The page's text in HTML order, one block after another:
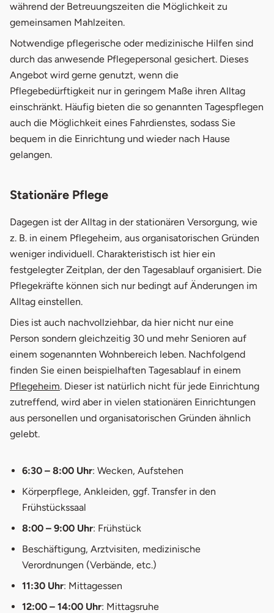
während der Betreuungszeiten die Möglichkeit zu
gemeinsamen Mahlzeiten.
Notwendige pflegerische oder medizinische Hilfen sind
durch das anwesende Pflegepersonal gesichert. Dieses
Angebot wird gerne genutzt, wenn die
Pflegebedürftigkeit nur in geringem Maße ihren Alltag
einschränkt. Häufig bieten die so genannten Tagespflegen
auch die Möglichkeit eines Fahrdienstes, sodass Sie
bequem in die Einrichtung und wieder nach Hause
gelangen.
Stationäre Pflege
Dagegen ist der Alltag in der stationären Versorgung, wie
z. B. in einem Pflegeheim, aus organisatorischen Gründen
weniger individuell. Charakteristisch ist hier ein
festgelegter Zeitplan, der den Tagesablauf organisiert. Die
Pflegekräfte können sich nur bedingt auf Änderungen im
Alltag einstellen.
Dies ist auch nachvollziehbar, da hier nicht nur eine
Person sondern gleichzeitig 30 und mehr Senioren auf
einem sogenannten Wohnbereich leben. Nachfolgend
finden Sie einen beispielhaften Tagesablauf in einem
Pflegeheim. Dieser ist natürlich nicht für jede Einrichtung
zutreffend, wird aber in vielen stationären Einrichtungen
aus personellen und organisatorischen Gründen ähnlich
gelebt.
6:30 – 8:00 Uhr: Wecken, Aufstehen
Körperpflege, Ankleiden, ggf. Transfer in den
Frühstückssaal
8:00 – 9:00 Uhr: Frühstück
Beschäftigung, Arztvisiten, medizinische
Verordnungen (Verbände, etc.)
11:30 Uhr: Mittagessen
12:00 – 14:00 Uhr: Mittagsruhe